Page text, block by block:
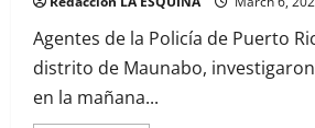
Agentes de la Policía de Puerto
distrito de Maunabo,
en la mañana...